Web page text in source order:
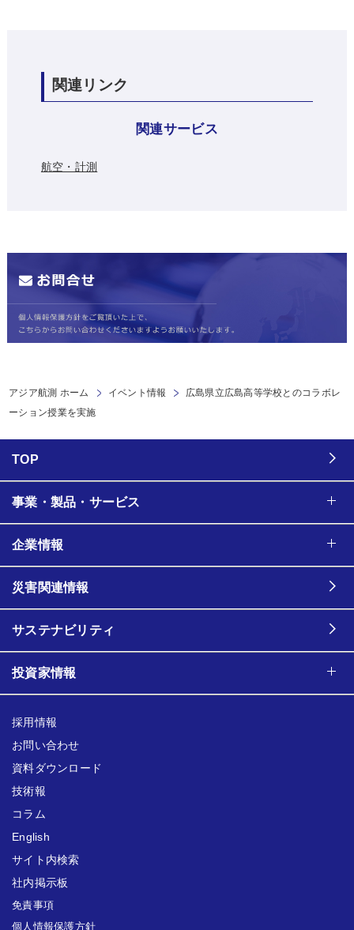
関連リンク
関連サービス
航空・計測
アジア航測 ホーム イベント情報
広島県立広島高等学校とのコラボレ
ーション授業を実施
TOP
事業・製品・サービス
企業情報
災害関連情報
サステナビリティ
投資家情報
採用情報
お問い合わせ
資料ダウンロード
技術報
コラム
English
サイト内検索
社内掲示板
免責事項
個人情報保護方針